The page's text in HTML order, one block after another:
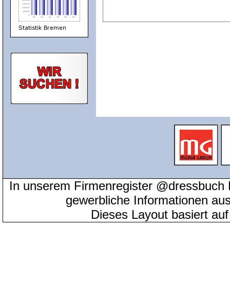
In unserem Firmenregister
gewerbliche Informationen
Dieses Layout basiert